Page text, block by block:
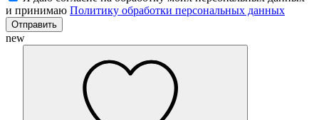
и принимаю Политику обработки персональных данных
Отправить
new